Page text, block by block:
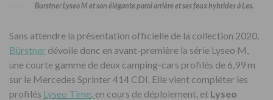
Burstner Lyseo M et son élégante paroi arrière et ses feux hybrides à Les.
Sans attendre la présentation officielle de la collection 2020,
Bürstner dévoile donc en avant-première la série Lyseo M,
une courte gamme de deux camping-cars profilés de 6,99 m
sur le Mercedes Sprinter 414 CDI. Elle vient compléter les
profilés Lyseo Time, en cours de déploiement, et Lyseo